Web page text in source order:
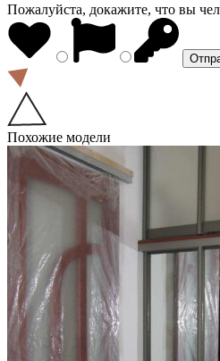
Пожалуйста, докажите, что вы
Похожие модели